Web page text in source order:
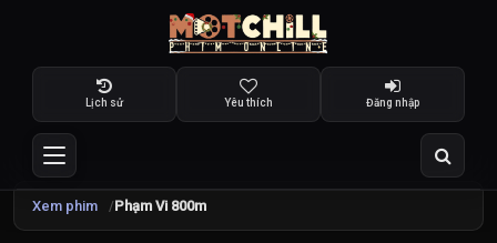
Lịch sử Yêu thích Đăng nhập
Xem phim Phạm Vi 800m